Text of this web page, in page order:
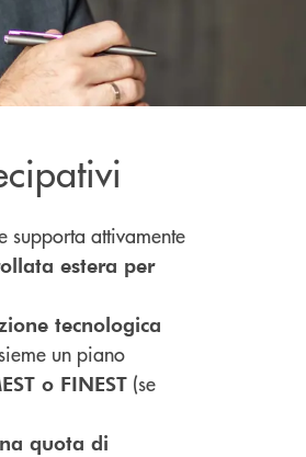
supporta attivamente
estera per
tecnologica
un piano
o FINEST (se
quota di